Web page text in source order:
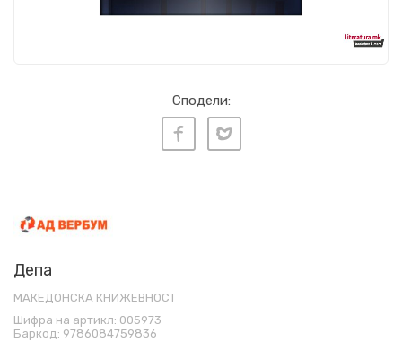
Сподели:
Депа
МАКЕДОНСКА КНИЖЕВНОСТ
Шифра на артикл: 005973
Баркод: 9786084759836